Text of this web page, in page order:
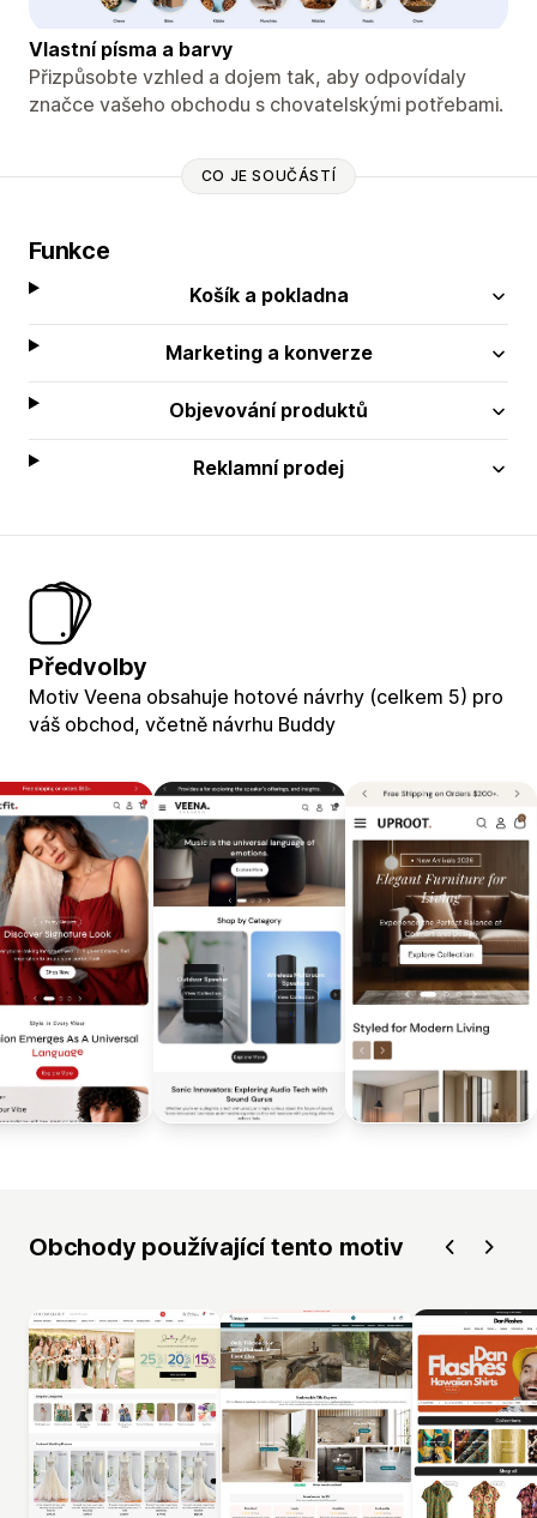
Vlastní písma a barvy
Přizpůsobte vzhled a dojem tak, aby odpovídaly
značce vašeho obchodu s chovatelskými potřebami.
CO JE SOUČÁSTÍ
Funkce
Košík a pokladna
Marketing a konverze
Objevování produktů
Reklamní prodej
Předvolby
Motiv Veena obsahuje hotové návrhy (celkem 5) pro
váš obchod, včetně návrhu Buddy
Obchody používající tento motiv